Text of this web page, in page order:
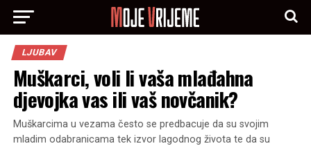
LJUBAV
Muškarci, voli li vaša mlađahna
djevojka vas ili vaš novčanik?
Muškarcima u vezama često se predbacuje da su svojim
mladim odabranicama tek izvor lagodnog života te da su